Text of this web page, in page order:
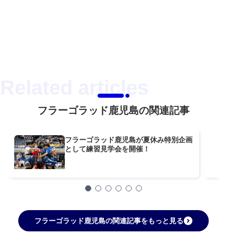
フラーゴラッド鹿児島の関連記事
フラーゴラッド鹿児島が夏休み特別企画
として練習見学会を開催！
フラーゴラッド鹿児島の関連記事をもっと見る